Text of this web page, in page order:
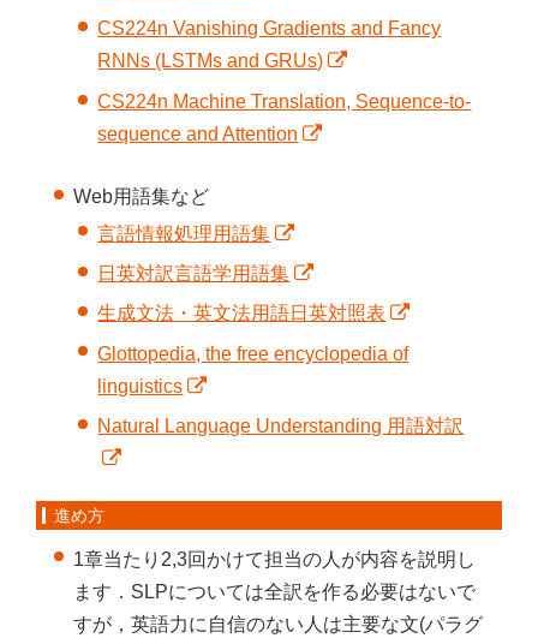
CS224n Vanishing Gradients and Fancy
RNNs (LSTMs and GRUs)
CS224n Machine Translation, Sequence-to-
sequence and Attention
Web用語集など
言語情報処理用語集
日英対訳言語学用語集
生成文法・英文法用語日英対照表
Glottopedia, the free encyclopedia of
linguistics
Natural Language Understanding 用語対訳
進め方
1章当たり2,3回かけて担当の人が内容を説明し
ます．SLPについては全訳を作る必要はないで
すが，英語力に自信のない人は主要な文(パラグ